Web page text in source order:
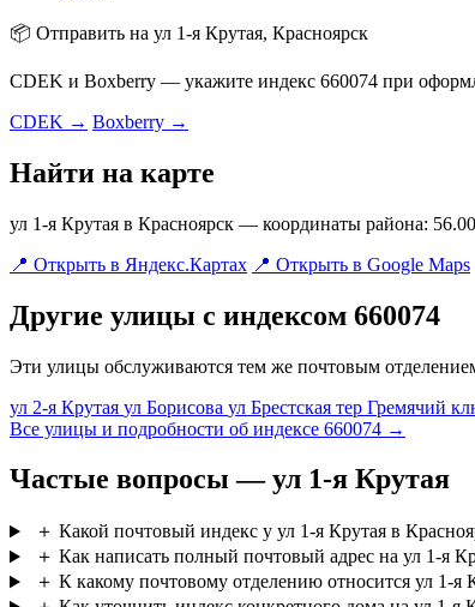
📦 Отправить на ул 1-я Крутая, Красноярск
CDEK и Boxberry — укажите индекс 660074 при
CDEK → Boxberry →
Найти на карте
ул 1-я Крутая в Красноярск — координаты района:
📍 Открыть в Яндекс.Картах 📍 Открыть в Google Maps
Другие улицы с индексом 660074
Эти улицы обслуживаются тем же почтовым
ул 2-я Крутая ул Борисова ул Брестская тер Гремячий
Все улицы и подробности об индексе 660074 →
Частые вопросы — ул 1-я Крутая
＋ Какой почтовый индекс у ул 1-я Крутая в
＋ Как написать полный почтовый адрес на ул 1-я
＋ К какому почтовому отделению относится ул 1-я